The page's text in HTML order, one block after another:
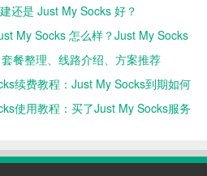
还是 Just My Socks 好？
My Socks 怎么样？Just My Socks
餐整理、线路介绍、方案推荐
续费教程：Just My Socks到期如何
使用教程：买了Just My Socks服务